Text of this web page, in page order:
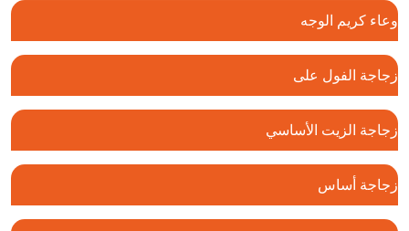
وعاء كريم الوجه
زجاجة الفول على
زجاجة الزيت الأساسي
زجاجة أساس